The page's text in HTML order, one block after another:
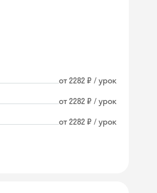
от 2282 ₽ / урок
от 2282 ₽ / урок
от 2282 ₽ / урок